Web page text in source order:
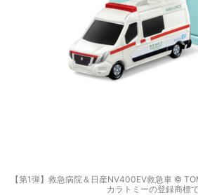
【第1弾】救急病院＆日産NV400EV救急車 ©
カラトミーの登録商標